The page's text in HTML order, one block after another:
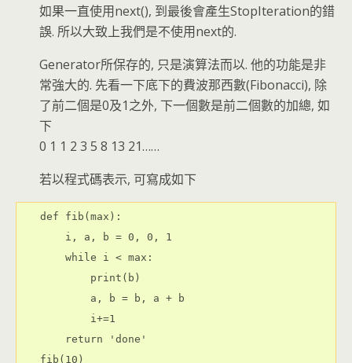
如果一直使用next(), 到最後會產生StopIteration的錯
誤. 所以大致上我們是不使用next的.
Generator所保存的, 只是演算法而以. 他的功能是非
常強大的. 先看一下底下的費波那西數(Fibonacci), 除
了前二個是0及1之外, 下一個數是前二個數的加總, 如
下
0 1 1 2 3 5 8 13 21……
若以程式碼表示, 可寫成如下
def fib(max):
    i, a, b = 0, 0, 1
    while i < max:
        print(b)
        a, b = b, a + b
        i+=1
    return 'done'
fib(10)